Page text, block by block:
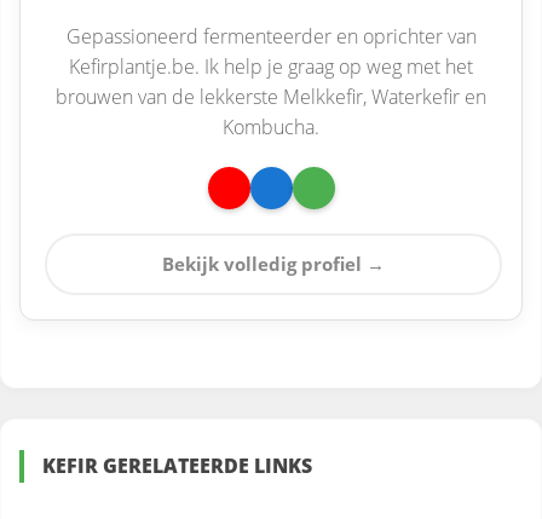
Gepassioneerd fermenteerder en oprichter van
Kefirplantje.be. Ik help je graag op weg met het
brouwen van de lekkerste Melkkefir, Waterkefir en
Kombucha.
Bekijk volledig profiel →
KEFIR GERELATEERDE LINKS